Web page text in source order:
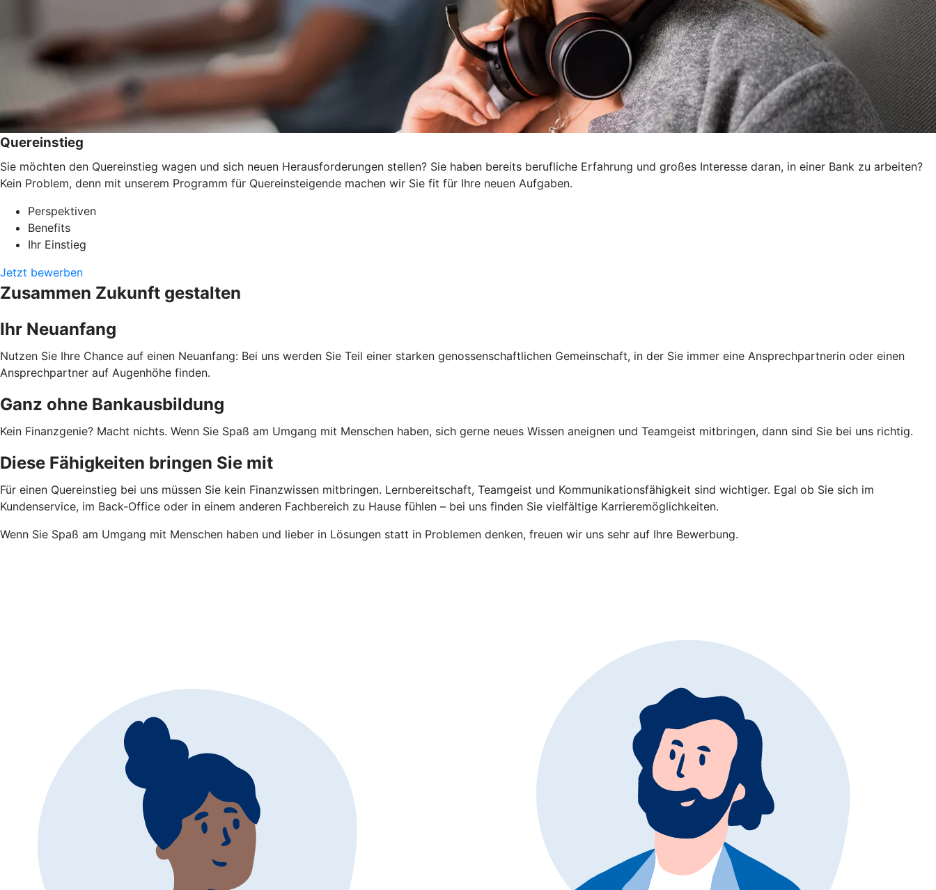
Quereinstieg
Sie möchten den Quereinstieg wagen und sich neuen Herausforderungen stellen? Sie haben bereits berufliche Erfahrung und großes Interesse daran, in einer Bank zu arbeiten?
Kein Problem, denn mit unserem Programm für Quereinsteigende machen wir Sie fit für Ihre neuen Aufgaben.
Perspektiven
Benefits
Ihr Einstieg
Jetzt bewerben
Zusammen Zukunft gestalten
Ihr Neuanfang
Nutzen Sie Ihre Chance auf einen Neuanfang: Bei uns werden Sie Teil einer starken genossenschaftlichen Gemeinschaft, in der Sie immer eine Ansprechpartnerin oder einen
Ansprechpartner auf Augenhöhe finden.
Ganz ohne Bankausbildung
Kein Finanzgenie? Macht nichts. Wenn Sie Spaß am Umgang mit Menschen haben, sich gerne neues Wissen aneignen und Teamgeist mitbringen, dann sind Sie bei uns richtig.
Diese Fähigkeiten bringen Sie mit
Für einen Quereinstieg bei uns müssen Sie kein Finanzwissen mitbringen. Lernbereitschaft, Teamgeist und Kommunikationsfähigkeit sind wichtiger. Egal ob Sie sich im
Kundenservice, im Back-Office oder in einem anderen Fachbereich zu Hause fühlen – bei uns finden Sie vielfältige Karrieremöglichkeiten.
Wenn Sie Spaß am Umgang mit Menschen haben und lieber in Lösungen statt in Problemen denken, freuen wir uns sehr auf Ihre Bewerbung.